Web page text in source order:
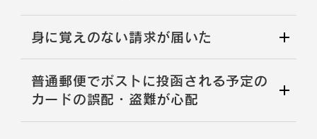
身に覚えのない請求が届いた
普通郵便でポストに投函される予定の
カードの誤配・盗難が心配